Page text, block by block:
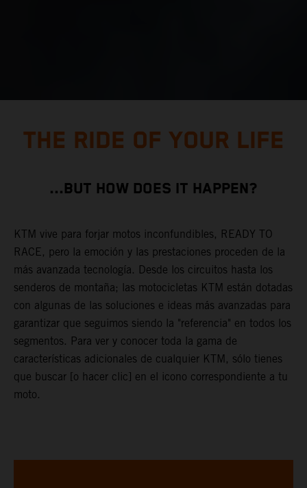
THE RIDE OF YOUR LIFE
...BUT HOW DOES IT HAPPEN?
KTM vive para forjar motos inconfundibles, READY TO
RACE, pero la emoción y las prestaciones proceden de la
más avanzada tecnología. Desde los circuitos hasta los
senderos de montaña; las motocicletas KTM están dotadas
con algunas de las soluciones e ideas más avanzadas para
garantizar que seguimos siendo la "referencia" en todos los
segmentos. Para ver y conocer toda la gama de
características adicionales de cualquier KTM, sólo tienes
que buscar [o hacer clic] en el icono correspondiente a tu
moto.